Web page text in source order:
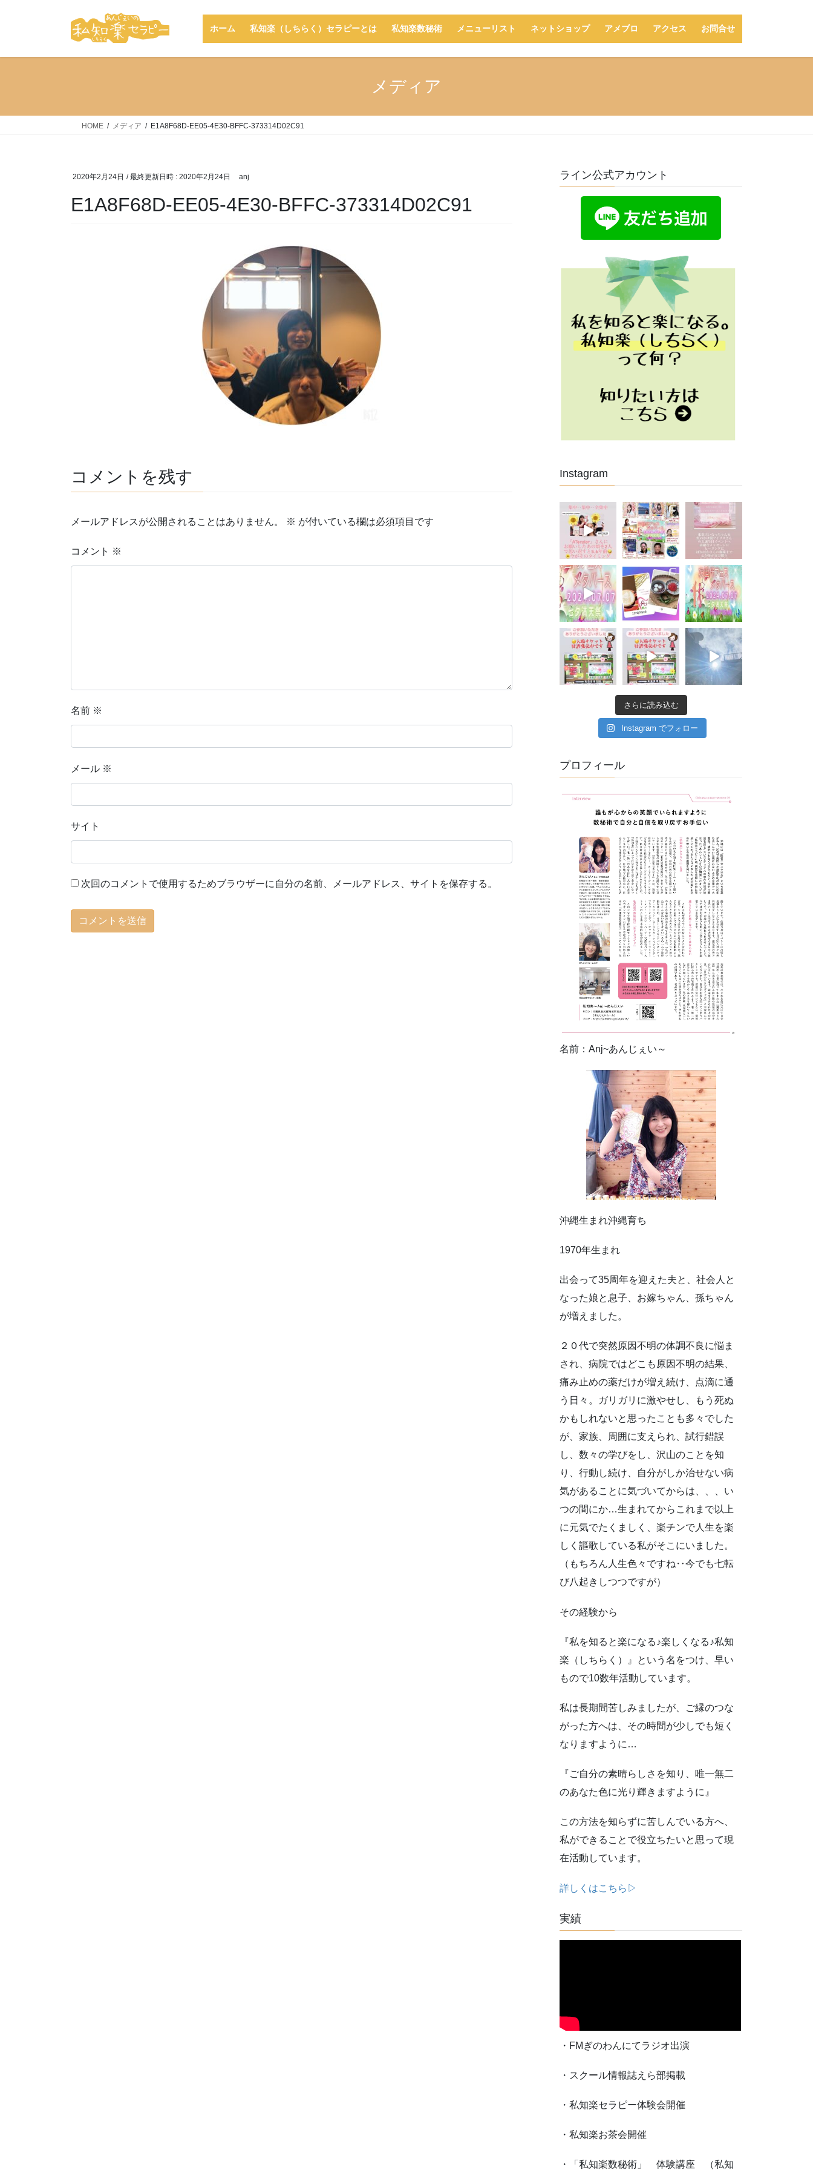
ホーム 私知楽（しちらく）セラピーとは 私知楽数秘術 メニューリスト ネットショップ アメブロ アクセス お問合せ
メディア
HOME メディア E1A8F68D-EE05-4E30-BFFC-373314D02C91
2020年2月24日 / 最終更新日時 : 2020年2月24日 anj
E1A8F68D-EE05-4E30-BFFC-373314D02C91
コメントを残す
メールアドレスが公開されることはありません。 ※ が付いている欄は必須項目です
コメント ※
名前 ※
メール ※
サイト
次回のコメントで使用するためブラウザーに自分の名前、メールアドレス、サイトを保存する。
ライン公式アカウント
Instagram
さらに読み込む
Instagram でフォロー
プロフィール
名前：Anj~あんじぇい～
沖縄生まれ沖縄育ち
1970年生まれ
出会って35周年を迎えた夫と、社会人と
なった娘と息子、お嫁ちゃん、孫ちゃん
が増えました。
２０代で突然原因不明の体調不良に悩ま
され、病院ではどこも原因不明の結果、
痛み止めの薬だけが増え続け、点滴に通
う日々。ガリガリに激やせし、もう死ぬ
かもしれないと思ったことも多々でした
が、家族、周囲に支えられ、試行錯誤
し、数々の学びをし、沢山のことを知
り、行動し続け、自分がしか治せない病
気があることに気づいてからは、、、い
つの間にか…生まれてからこれまで以上
に元気でたくましく、楽チンで人生を楽
しく謳歌している私がそこにいました。
（もちろん人生色々ですね‥今でも七転
び八起きしつつですが）
その経験から
『私を知ると楽になる♪楽しくなる♪私知
楽（しちらく）』という名をつけ、早い
もので10数年活動しています。
私は長期間苦しみましたが、ご縁のつな
がった方へは、その時間が少しでも短く
なりますように…
『ご自分の素晴らしさを知り、唯一無二
のあなた色に光り輝きますように』
この方法を知らずに苦しんでいる方へ、
私ができることで役立ちたいと思って現
在活動しています。
詳しくはこちら▷
実績
・FMぎのわんにてラジオ出演
・スクール情報誌えら部掲載
・私知楽セラピー体験会開催
・私知楽お茶会開催
・「私知楽数秘術」 体験講座 （私知